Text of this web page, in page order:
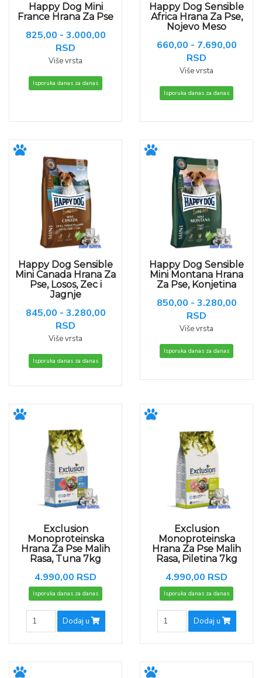
Happy Dog Mini
France Hrana Za Pse
825,00 - 3.000,00
RSD
Više vrsta
Isporuka danas za danas
Happy Dog Sensible
Africa Hrana Za Pse,
Nojevo Meso
660,00 - 7.690,00
RSD
Više vrsta
Isporuka danas za danas
Happy Dog Sensible
Mini Canada Hrana Za
Pse, Losos, Zec i
Jagnje
845,00 - 3.280,00
RSD
Više vrsta
Isporuka danas za danas
Happy Dog Sensible
Mini Montana Hrana
Za Pse, Konjetina
850,00 - 3.280,00
RSD
Više vrsta
Isporuka danas za danas
Exclusion
Monoproteinska
Hrana Za Pse Malih
Rasa, Tuna 7kg
4.990,00 RSD
Isporuka danas za danas
Dodaj u
Exclusion
Monoproteinska
Hrana Za Pse Malih
Rasa, Piletina 7kg
4.990,00 RSD
Isporuka danas za danas
Dodaj u